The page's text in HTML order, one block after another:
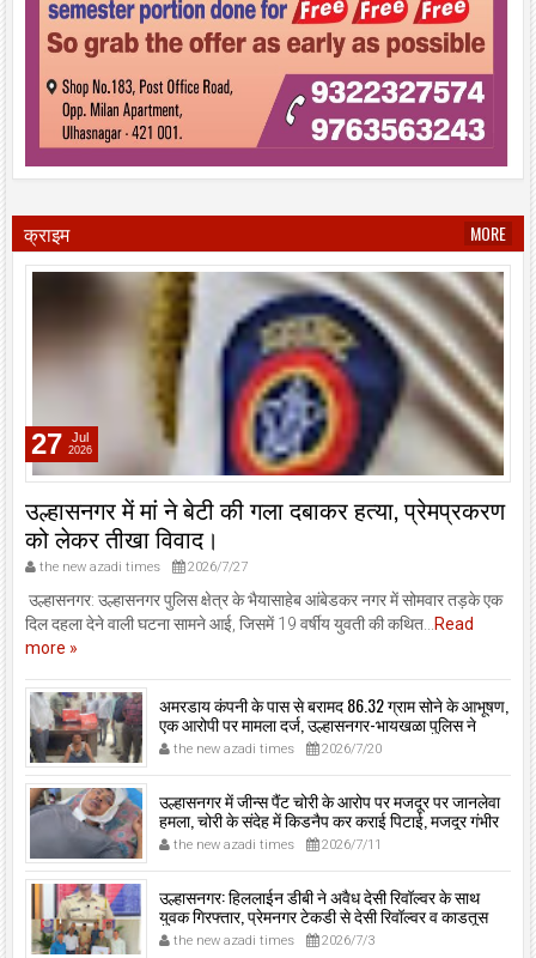
क्राइम MORE
27 Jul
2026
उल्हासनगर में मां ने बेटी की गला दबाकर हत्या, प्रेमप्रकरण
को लेकर तीखा विवाद।
the new azadi times 2026/7/27
उल्हासनगर: उल्हासनगर पुलिस क्षेत्र के भैयासाहेब आंबेडकर नगर में सोमवार तड़के एक
दिल दहला देने वाली घटना सामने आई, जिसमें 19 वर्षीय युवती की कथित...
Read
more »
अमरडाय कंपनी के पास से बरामद 86.32 ग्राम सोने के आभूषण,
एक आरोपी पर मामला दर्ज, उल्हासनगर-भायखळा पुलिस ने
घरफोड़ियों के संबंध में एक आरोपी से महत्वपूर्ण पूछताछ के बाद
आरोपी के साथी के ठिकाने से 10,90,261 रुपये मूल्य के सोने के
आभूषण बरामद किए।
the new azadi times 2026/7/20
उल्हासनगर में जीन्स पैंट चोरी के आरोप पर मजदूर पर जानलेवा
हमला, चोरी के संदेह में किडनैप कर कराई पिटाई, मजदूर गंभीर
रूप से जख्मी।
the new azadi times 2026/7/11
उल्हासनगर: हिललाईन डीबी ने अवैध देसी रिवॉल्वर के साथ
युवक गिरफ्तार, प्रेमनगर टेकडी से देसी रिवॉल्वर व काडतूस
जप्त, इलीगल हथियार साथ पकड़ा गया युवक एक दिन की
the new azadi times 2026/7/3